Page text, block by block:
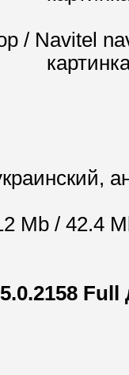
Mb / 42.4